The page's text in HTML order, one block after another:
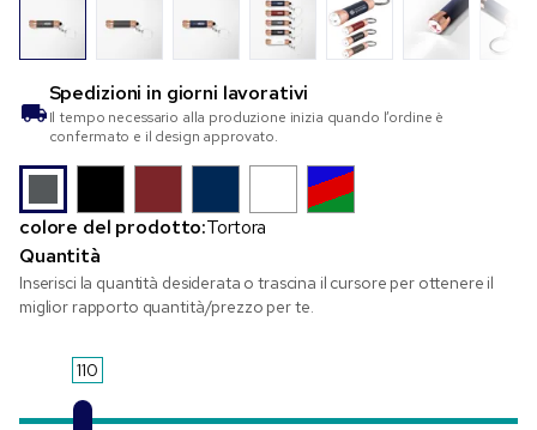
Spedizioni in giorni lavorativi
Il tempo necessario alla produzione inizia quando l’ordine è
confermato e il design approvato.
colore del prodotto:Tortora
Quantità
Inserisci la quantità desiderata o trascina il cursore per ottenere il
miglior rapporto quantità/prezzo per te.
110